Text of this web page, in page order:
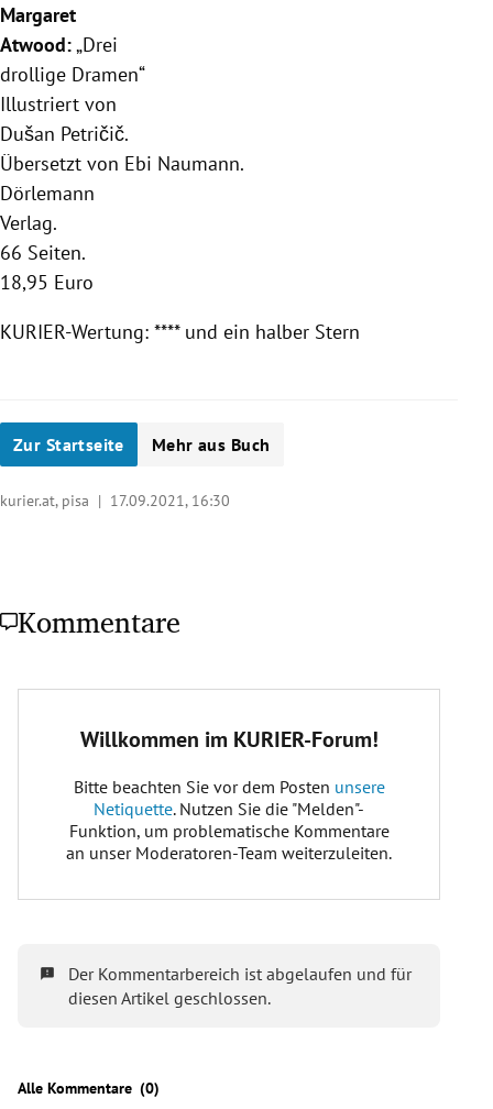
Margaret
Atwood:„Drei
drollige Dramen“
Illustriert von
Dušan Petričič.
Übersetzt von Ebi Naumann.
Dörlemann
Verlag.
66 Seiten.
18,95 Euro
KURIER-Wertung: **** und ein halber Stern
Zur Startseite Mehr aus Buch
kurier.at, pisa | 17.09.2021, 16:30
Kommentare